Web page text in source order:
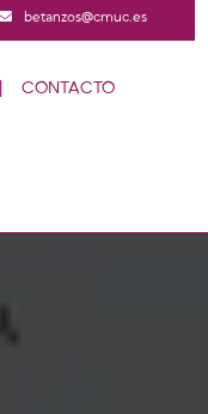
betanzos@cmuc.es
CONTACTO